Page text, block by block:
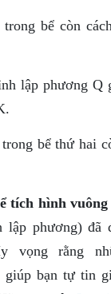
bể còn
lập phương Q
bể thứ hai
tích hình vuông
lập phương) đã
vọng rằng
giúp bạn tự tin